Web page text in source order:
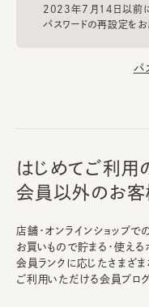
2023年7月14日以前
パスワードの再設定をお
パ
はじめてご利用
会員以外のお客
店舗・オンラインショップで
お買いもので貯まる・使える
会員ランクに応じたさまざ
ご利用いただける会員プロ